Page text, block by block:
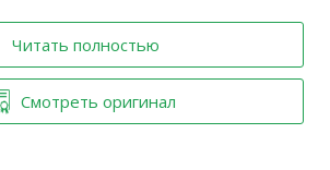
Читать полностью
Смотреть оригинал